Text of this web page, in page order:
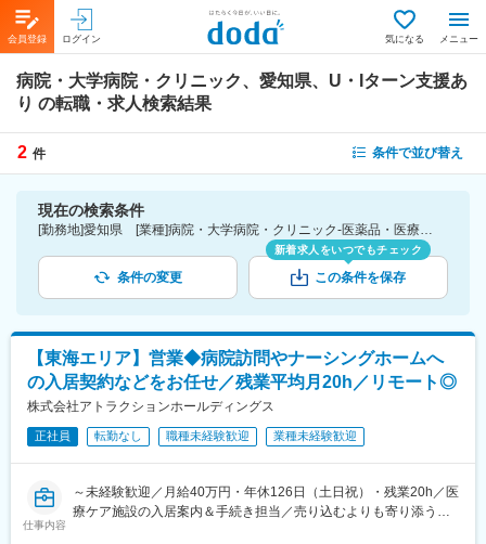
会員登録 ログイン 気になる メニュー
病院・大学病院・クリニック、愛知県、U・Iターン支援あ
り の転職・求人検索結果
2 件 条件で並び替え
現在の検索条件
[勤務地]愛知県 [業種]病院・大学病院・クリニック-医薬品・医療機器・ライフサイエンス・医療系サービス [詳細条件](待遇・福利厚生)U・Iターン支援あり
条件の変更
新着求人をいつでもチェック
この条件を保存
【東海エリア】営業◆病院訪問やナーシングホームへ
の入居契約などをお任せ／残業平均月20h／リモート◎
株式会社アトラクションホールディングス
正社員 転勤なし 職種未経験歓迎 業種未経験歓迎
仕事内容
～未経験歓迎／月給40万円・年休126日（土日祝）・残業20h／医
療ケア施設の入居案内＆手続き担当／売り込むよりも寄り添う。